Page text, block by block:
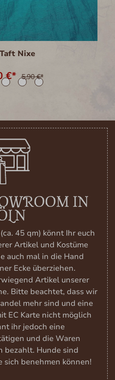
Nixe
€* 5,90 €*
IN
45 qm) könnt Ihr euch
Artikel und Kostüme
auch mal in die Hand
Ecke überziehen.
Artikel unserer
Bitte beachtet, dass wir
mehr sind und eine
EC Karte nicht möglich
ihr jedoch eine
und die Waren
bezahlt. Hunde sind
benehmen können!